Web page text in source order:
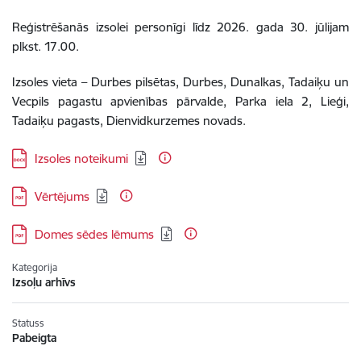
Reģistrēšanās izsolei personīgi līdz 2026. gada 30. jūlijam
plkst. 17.00.
Izsoles vieta – Durbes pilsētas, Durbes, Dunalkas, Tadaiķu un
Vecpils pagastu apvienības pārvalde, Parka iela 2, Lieģi,
Tadaiķu pagasts, Dienvidkurzemes novads.
Lejupielādēt:
Izsoles noteikumi
Lejupielādēt:
Vērtējums
Lejupielādēt:
Domes sēdes lēmums
Kategorija
Izsoļu arhīvs
Statuss
Pabeigta